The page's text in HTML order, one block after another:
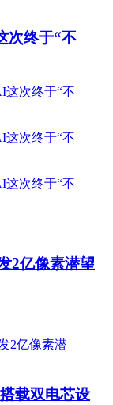
次终于“不
2亿像素潜望
载双电芯设